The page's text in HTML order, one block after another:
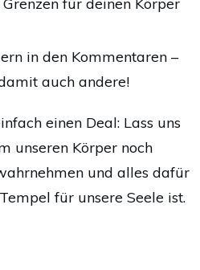
für deinen Körper
in den Kommentaren –
auch andere!
einen Deal: Lass uns
unseren Körper noch
und alles dafür
für unsere Seele ist.